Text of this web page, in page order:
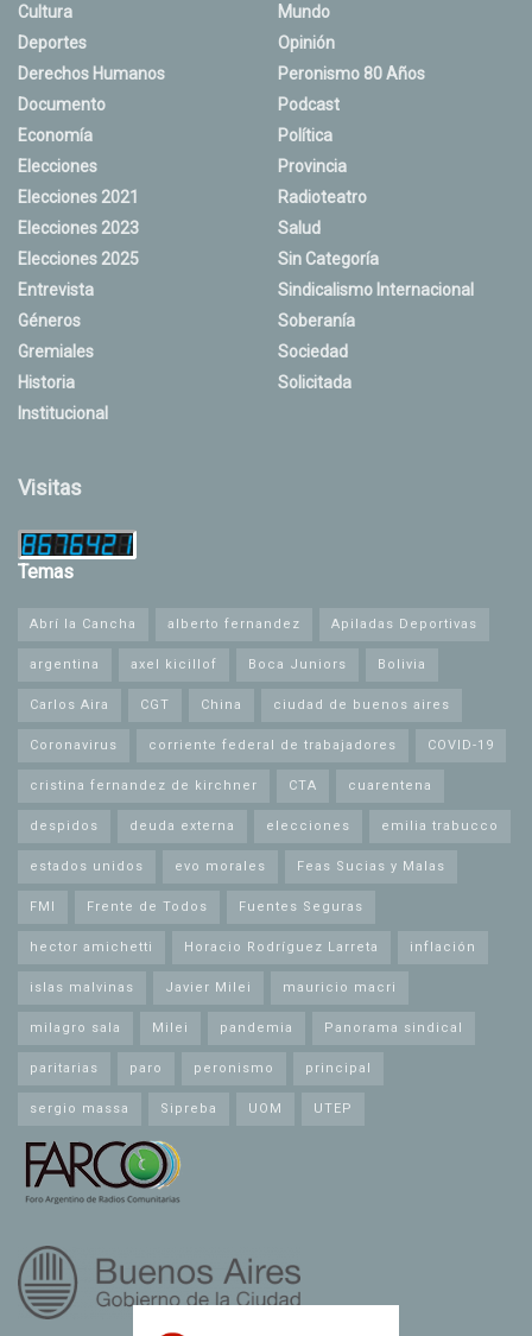
Cultura
Deportes
Derechos Humanos
Documento
Economía
Elecciones
Elecciones 2021
Elecciones 2023
Elecciones 2025
Entrevista
Géneros
Gremiales
Historia
Institucional
Mundo
Opinión
Peronismo 80 Años
Podcast
Política
Provincia
Radioteatro
Salud
Sin Categoría
Sindicalismo Internacional
Soberanía
Sociedad
Solicitada
Visitas
Temas
Abrí la Cancha alberto fernandez Apiladas Deportivas
argentina axel kicillof Boca Juniors Bolivia
Carlos Aira CGT China ciudad de buenos aires
Coronavirus corriente federal de trabajadores COVID-19
cristina fernandez de kirchner CTA cuarentena
despidos deuda externa elecciones emilia trabucco
estados unidos evo morales Feas Sucias y Malas
FMI Frente de Todos Fuentes Seguras
hector amichetti Horacio Rodríguez Larreta inflación
islas malvinas Javier Milei mauricio macri
milagro sala Milei pandemia Panorama sindical
paritarias paro peronismo principal
sergio massa Sipreba UOM UTEP